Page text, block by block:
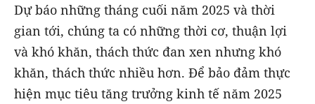
Dự báo những tháng cuối năm 2025 và thời
gian tới, chúng ta có những thời cơ, thuận lợi
và khó khăn, thách thức đan xen nhưng khó
khăn, thách thức nhiều hơn. Để bảo đảm thực
hiện mục tiêu tăng trưởng kinh tế năm 2025